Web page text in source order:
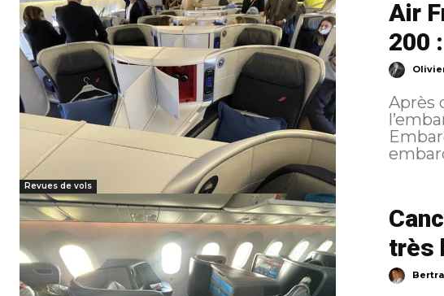
Revues de vols
Air
200
Après
Embarquement Alors
très